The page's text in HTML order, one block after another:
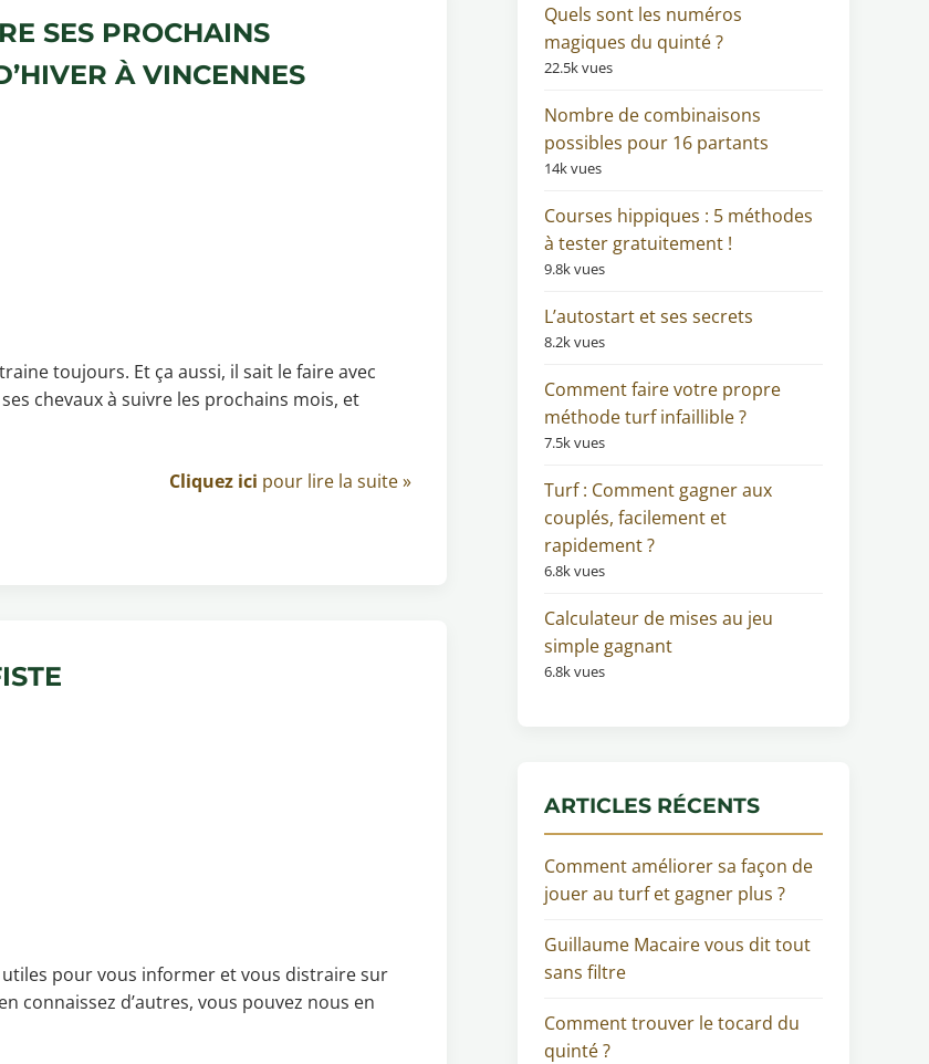
SES PROCHAINS
À VINCENNES
toujours. Et ça aussi, il sait le faire avec
chevaux à suivre les prochains mois, et
Cliquez ici pour lire la suite »
pour vous informer et vous distraire sur
connaissez d’autres, vous pouvez nous en
Quels sont les numéros
magiques du quinté ?
22.5k vues
Nombre de combinaisons
possibles pour 16 partants
14k vues
Courses hippiques : 5 méthodes
à tester gratuitement !
9.8k vues
L’autostart et ses secrets
8.2k vues
Comment faire votre propre
méthode turf infaillible ?
7.5k vues
Turf : Comment gagner aux
couplés, facilement et
rapidement ?
6.8k vues
Calculateur de mises au jeu
simple gagnant
6.8k vues
ARTICLES RÉCENTS
Comment améliorer sa façon de
jouer au turf et gagner plus ?
Guillaume Macaire vous dit tout
sans filtre
Comment trouver le tocard du
quinté ?